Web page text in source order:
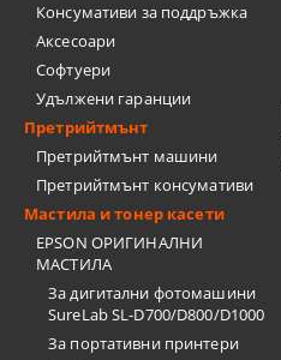
Консумативи за поддръжка
Аксесоари
Софтуери
Удължени гаранции
Претрийтмънт
Претрийтмънт машини
Претрийтмънт консумативи
Мастила и тонер касети
EPSON ОРИГИНАЛНИ
МАСТИЛА
За дигитални фотомашини
SureLab SL-D700/D800/D1000
За портативни принтери